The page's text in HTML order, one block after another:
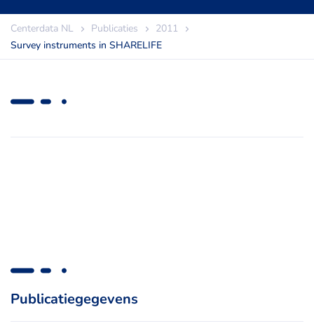
Centerdata NL Publicaties
2011
Survey instruments in SHARELIFE
Publicatiegegevens